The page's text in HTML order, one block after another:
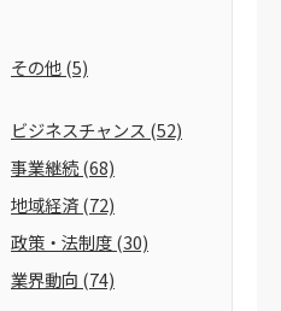
その他(5)
ビジネスチャンス (52)
事業継続(68)
地域経済(72)
政策・法制度(30)
業界動向 (74)